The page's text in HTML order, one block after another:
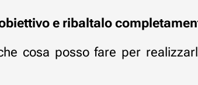
e ribaltalo
cosa posso fare per